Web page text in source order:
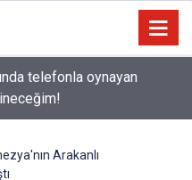
bir yıldızın ölümü
Arakanlı